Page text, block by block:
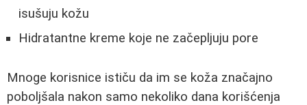
isušuju kožu
Hidratantne kreme koje ne začepljuju pore
Mnoge korisnice ističu da im se koža značajno
poboljšala nakon samo nekoliko dana korišćenja